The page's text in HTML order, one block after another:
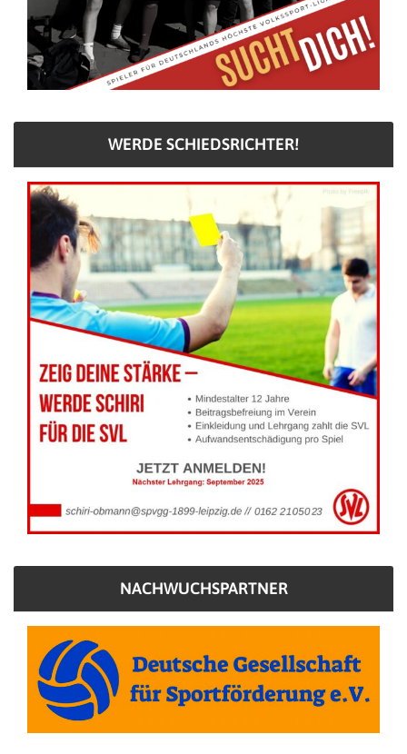
WERDE SCHIEDSRICHTER!
NACHWUCHSPARTNER